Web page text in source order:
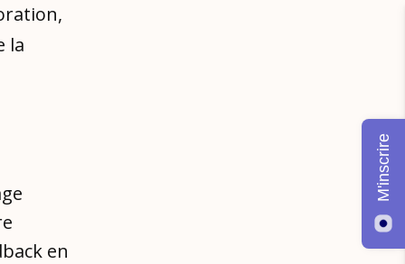
la
en
M'inscrire